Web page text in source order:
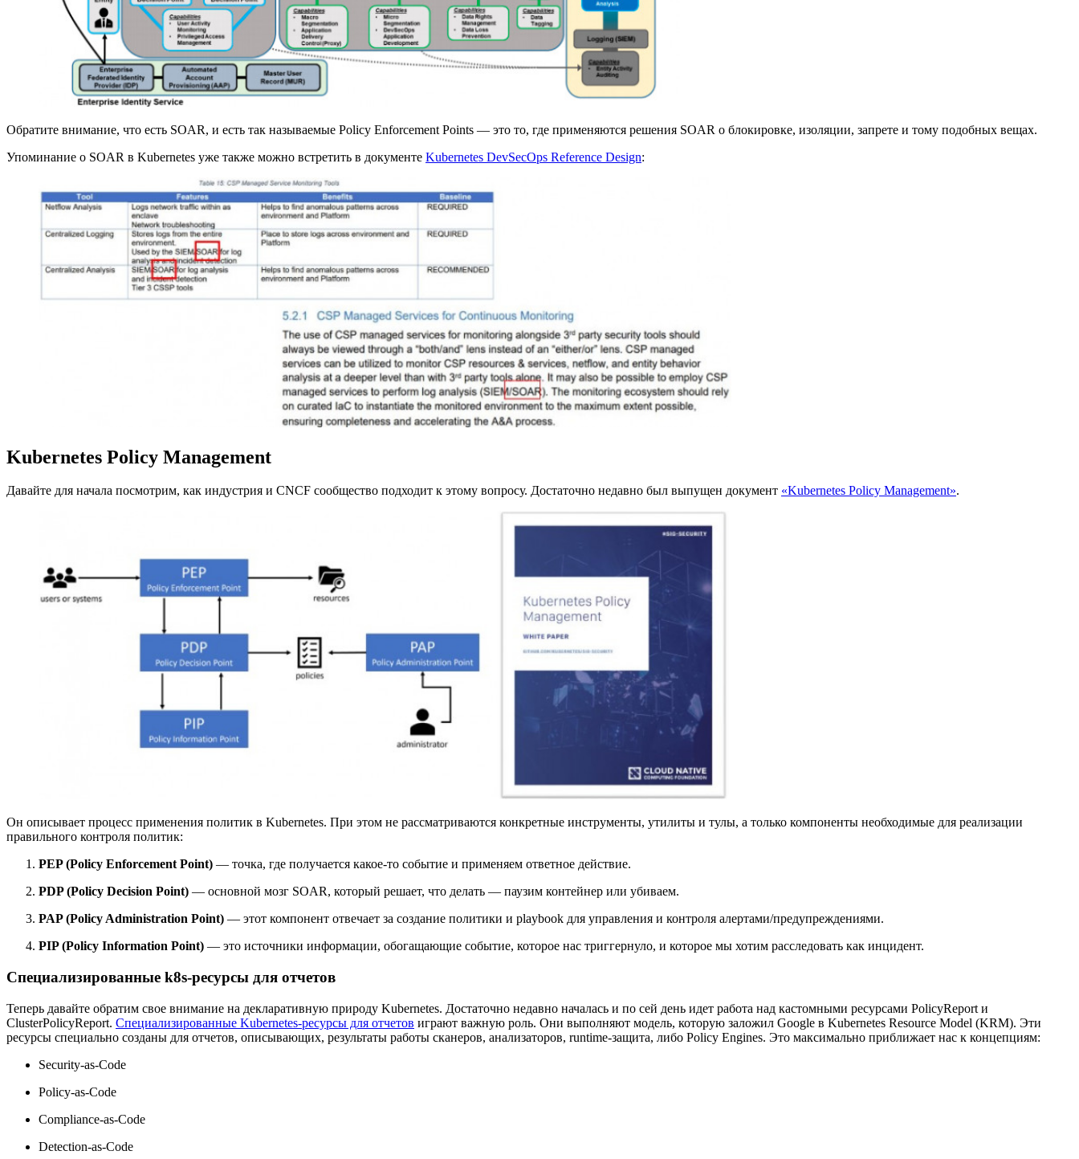
Обратите внимание, что есть SOAR, и есть так называемые Policy Enforcement Points — это то, где применяются решения SOAR о блокировке, изоляции, запрете и тому подобных вещах.
Упоминание о SOAR в Kubernetes уже также можно встретить в документе Kubernetes DevSecOps Reference Design:
Kubernetes Policy Management
Давайте для начала посмотрим, как индустрия и CNCF сообщество подходит к этому вопросу. Достаточно недавно был выпущен документ «Kubernetes Policy Management».
Он описывает процесс применения политик в Kubernetes. При этом не рассматриваются конкретные инструменты, утилиты и тулы, а только компоненты необходимые для реализации
правильного контроля политик:
PEP (Policy Enforcement Point) — точка, где получается какое‑то событие и применяем ответное действие.
PDP (Policy Decision Point) — основной мозг SOAR, который решает, что делать — паузим контейнер или убиваем.
PAP (Policy Administration Point) — этот компонент отвечает за создание политики и playbook для управления и контроля алертами/предупреждениями.
PIP (Policy Information Point) — это источники информации, обогащающие событие, которое нас триггернуло, и которое мы хотим расследовать как инцидент.
Специализированные k8s-ресурсы для отчетов
Теперь давайте обратим свое внимание на декларативную природу Kubernetes. Достаточно недавно началась и по сей день идет работа над кастомными ресурсами PolicyReport и
ClusterPolicyReport. Специализированные Kubernetes-ресурсы для отчетов играют важную роль. Они выполняют модель, которую заложил Google в Kubernetes Resource Model (KRM). Эти
ресурсы специально созданы для отчетов, описывающих, результаты работы сканеров, анализаторов, runtime-защита, либо Policy Engines. Это максимально приближает нас к концепциям:
Security-as-Code
Policy-as-Code
Compliance-as-Code
Detection-as-Code